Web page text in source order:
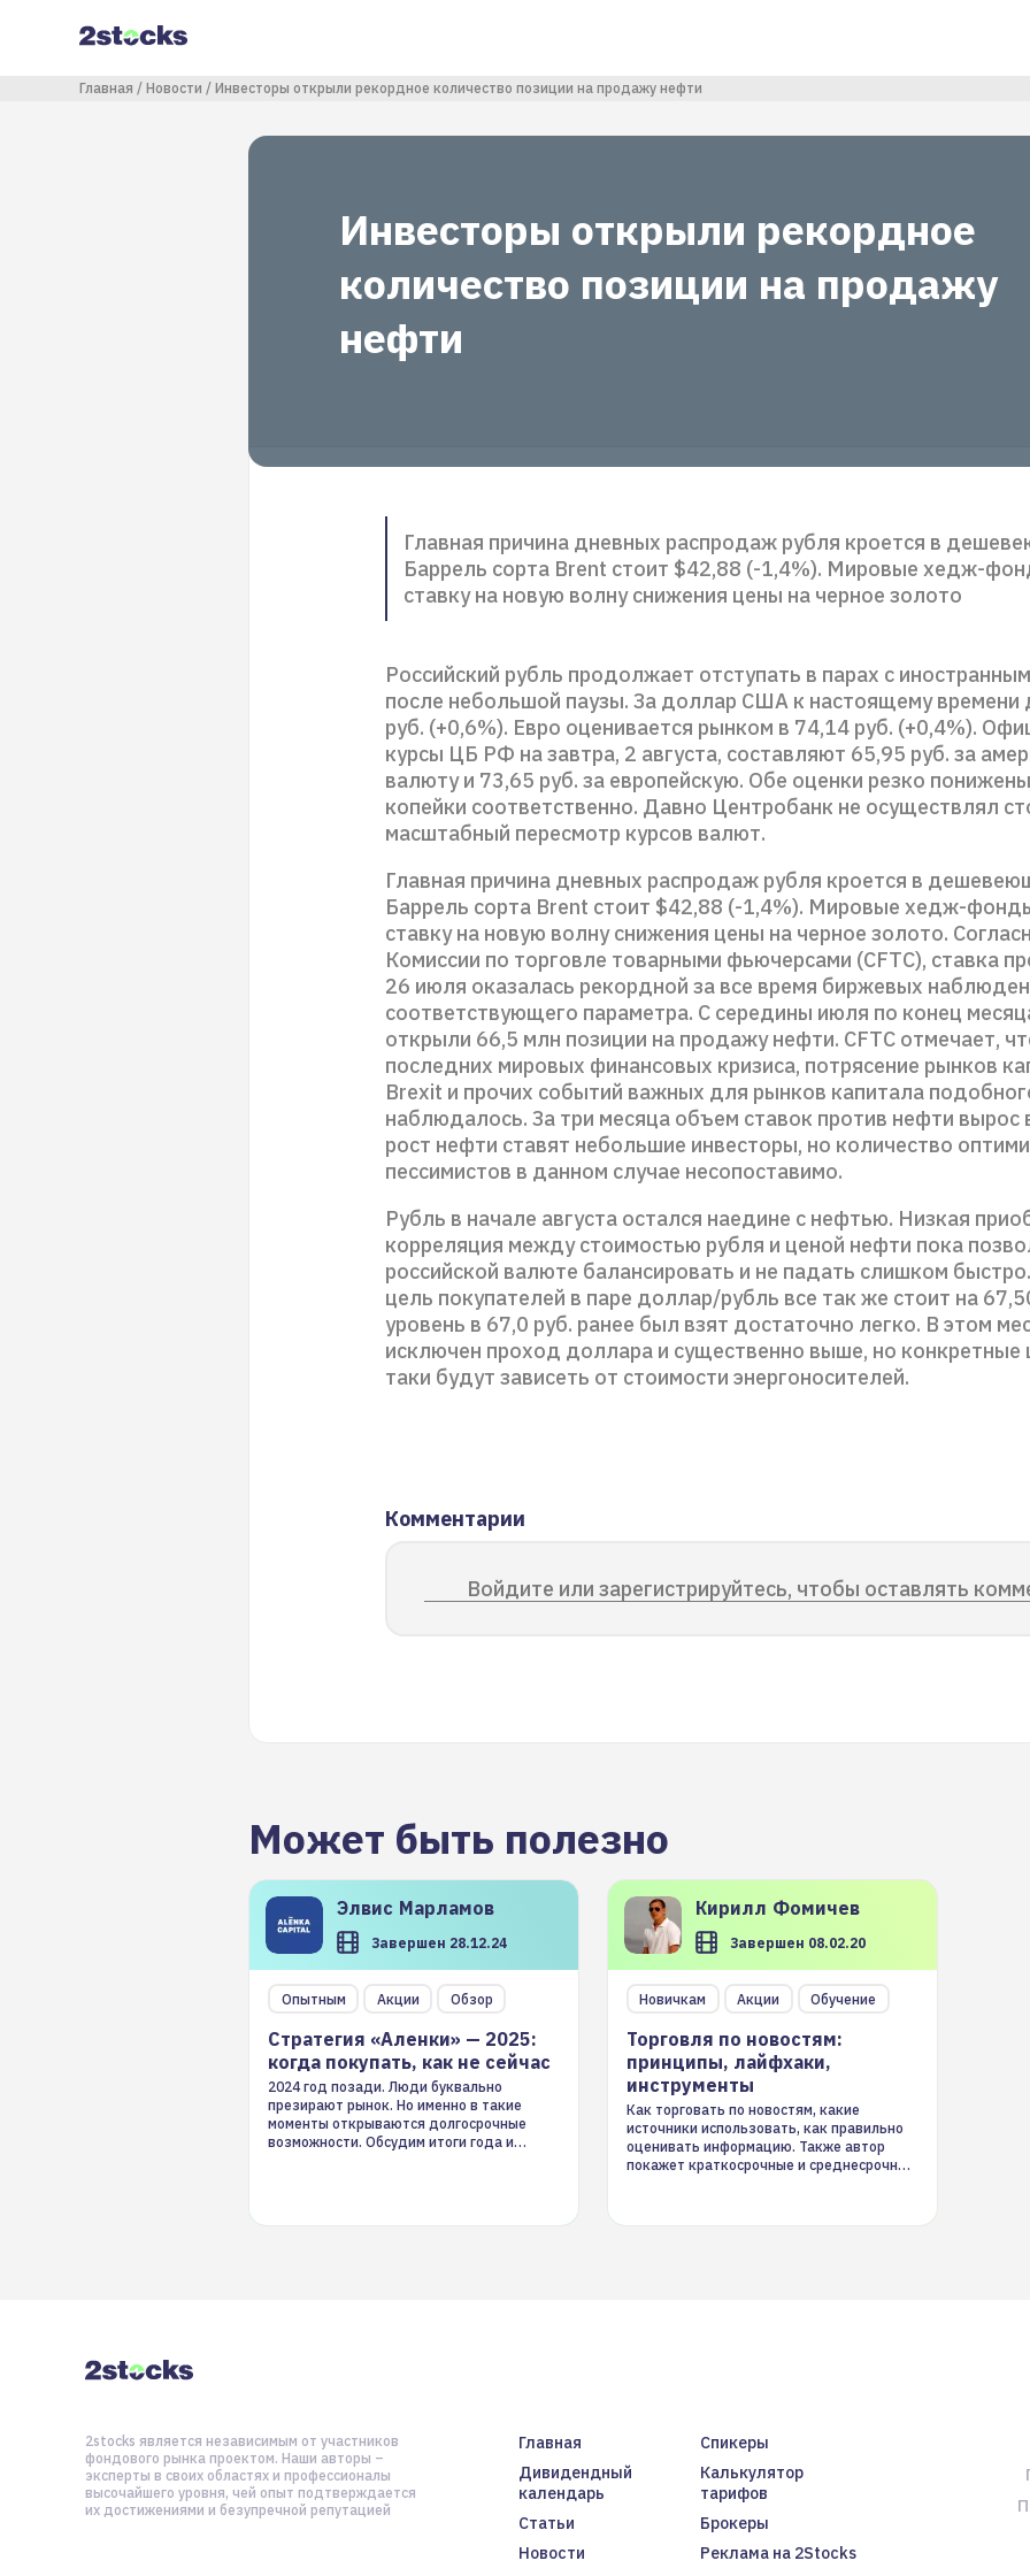
содержанию
Строка навигации
Главная Новости Инвесторы открыли рекордное количество позиции на продажу нефти
Инвесторы открыли рекордное
количество позиции на продажу
нефти
Главная причина дневных распродаж рубля кроется в
Баррель сорта Brent стоит $42,88 (-1,4%). Мировые хедж-
ставку на новую волну снижения цены на черное золото
Российский рубль продолжает отступать в парах с
после небольшой паузы. За доллар США к настоящему времени
руб. (+0,6%). Евро оценивается рынком в 74,14 руб. (+0,4%).
курсы ЦБ РФ на завтра, 2 августа, составляют 65,95 руб. за
валюту и 73,65 руб. за европейскую. Обе оценки резко
копейки соответственно. Давно Центробанк не осуществлял
масштабный пересмотр курсов валют.
Главная причина дневных распродаж рубля кроется в
Баррель сорта Brent стоит $42,88 (-1,4%). Мировые хедж-
ставку на новую волну снижения цены на черное золото.
Комиссии по торговле товарными фьючерсами (CFTC), ставка
26 июля оказалась рекордной за все время биржевых
соответствующего параметра. С середины июля по конец
открыли 66,5 млн позиции на продажу нефти. CFTC отмечает,
последних мировых финансовых кризиса, потрясение рынков
Brexit и прочих событий важных для рынков капитала
наблюдалось. За три месяца объем ставок против нефти вырос
рост нефти ставят небольшие инвесторы, но количество
пессимистов в данном случае несопоставимо.
Рубль в начале августа остался наедине с нефтью. Низкая
корреляция между стоимостью рубля и ценой нефти пока
российской валюте балансировать и не падать слишком
цель покупателей в паре доллар/рубль все так же стоит на
уровень в 67,0 руб. ранее был взят достаточно легко. В этом
исключен проход доллара и существенно выше, но конкретные
таки будут зависеть от стоимости энергоносителей.
Комментарии
Войдите или зарегистрируйтесь, чтобы оставлять
Может быть полезно
Элвис Марламов
Завершен 28.12.24
Опытным Акции Обзор
Стратегия «Аленки» — 2025:
когда покупать, как не сейчас
2024 год позади. Люди буквально
презирают рынок. Но именно в такие
моменты открываются долгосрочные
возможности. Обсудим итоги года и
Кирилл Фомичев
Завершен 08.02.20
Новичкам Акции Обучение
Торговля по новостям:
принципы, лайфхаки,
инструменты
Как торговать по новостям, какие
источники использовать, как правильно
оценивать информацию. Также автор
покажет краткосрочные и среднесрочные
Главная
Спикеры
Дивидендный
календарь
Калькулятор
тарифов
Статьи
Брокеры
Новости
Реклама на 2Stocks
2stocks является независимым от участников
фондового рынка проектом. Наши авторы –
эксперты в своих областях и профессионалы
высочайшего уровня, чей опыт подтверждается
их достижениями и безупречной репутацией